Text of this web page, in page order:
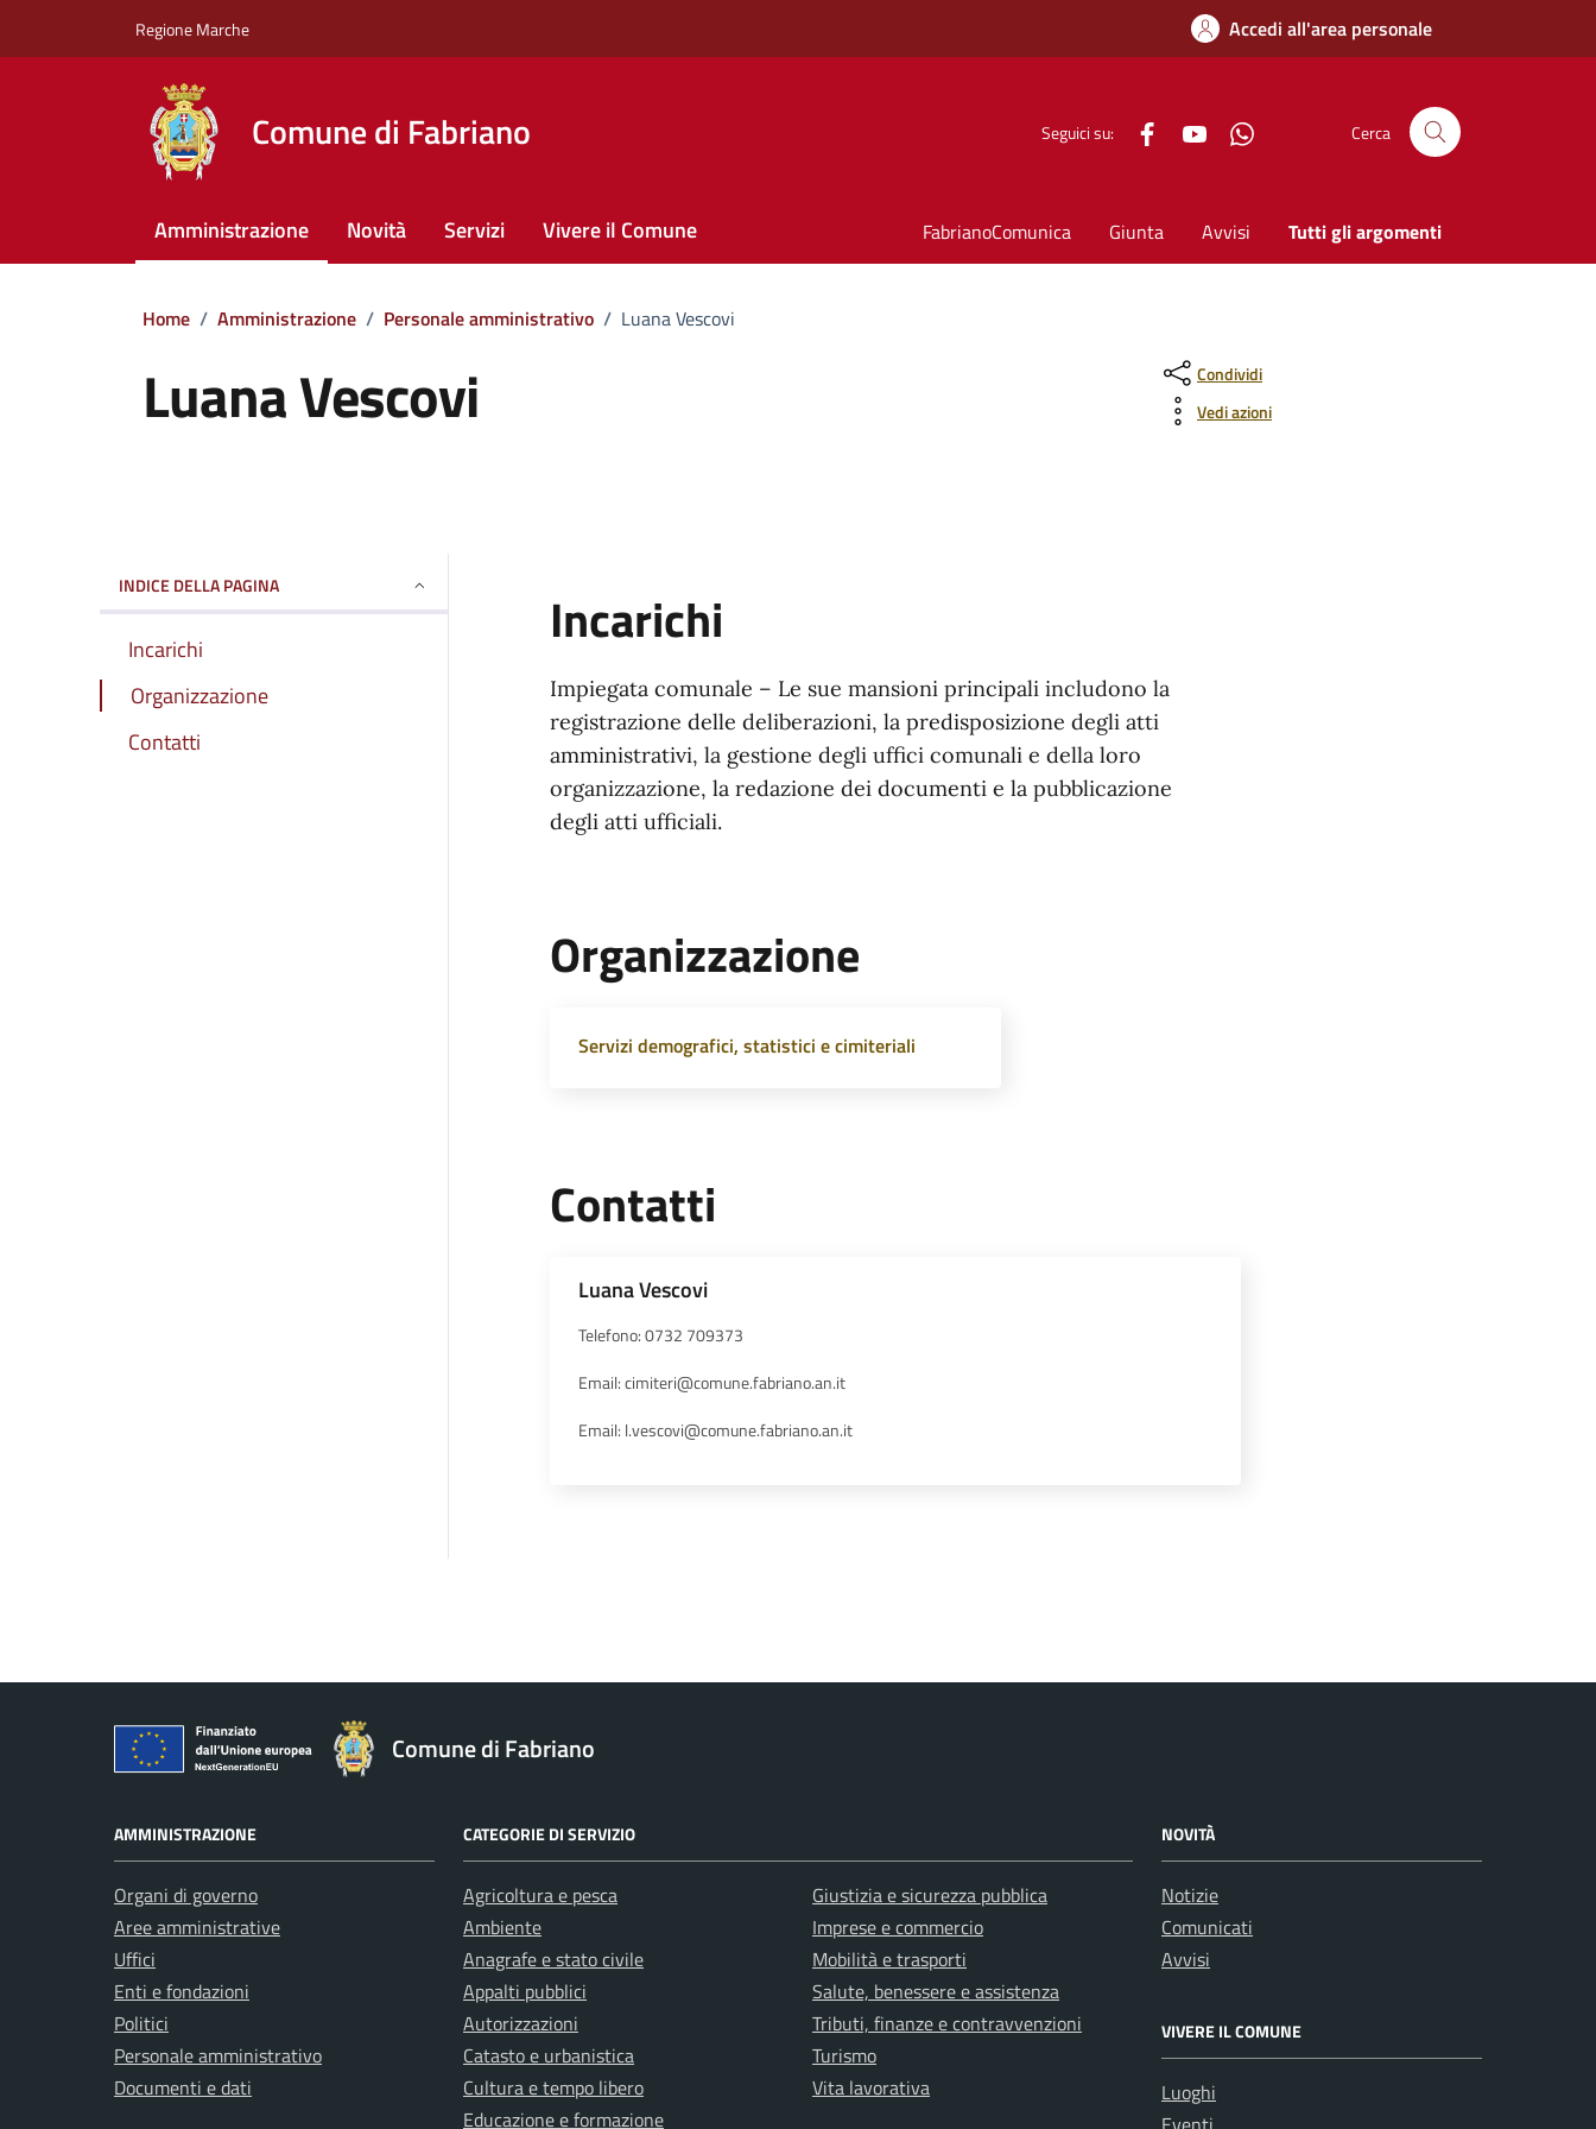
Regione Marche Accedi all'area personale
Comune di Fabriano Seguici su: FacebookYouTube Cerca
Amministrazione Novità Servizi Vivere il Comune FabrianoComunica Giunta Avvisi Tutti gli argomenti
Home / Amministrazione / Personale amministrativo / Luana Vescovi
Luana Vescovi
Condividi
Vedi azioni
INDICE DELLA PAGINA
Incarichi
Organizzazione
Contatti
Incarichi
Impiegata comunale – Le sue mansioni principali includono la
registrazione delle deliberazioni, la predisposizione degli atti
amministrativi, la gestione degli uffici comunali e della loro
organizzazione, la redazione dei documenti e la pubblicazione
degli atti ufficiali.
Organizzazione
Servizi demografici, statistici e cimiteriali
Contatti
Luana Vescovi
Telefono: 0732 709373
Email: cimiteri@comune.fabriano.an.it
Email: l.vescovi@comune.fabriano.an.it
Comune di Fabriano
AMMINISTRAZIONE
Organi di governo
Aree amministrative
Uffici
Enti e fondazioni
Politici
Personale amministrativo
Documenti e dati
CATEGORIE DI SERVIZIO
Agricoltura e pesca
Ambiente
Anagrafe e stato civile
Appalti pubblici
Autorizzazioni
Catasto e urbanistica
Cultura e tempo libero
Educazione e formazione
Giustizia e sicurezza pubblica
Imprese e commercio
Mobilità e trasporti
Salute, benessere e assistenza
Tributi, finanze e contravvenzioni
Turismo
Vita lavorativa
NOVITÀ
Notizie
Comunicati
Avvisi
VIVERE IL COMUNE
Luoghi